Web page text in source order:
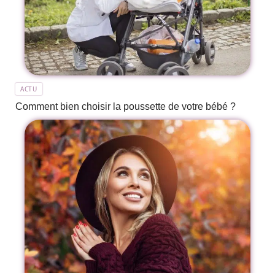
ACTU
Comment bien choisir la poussette de votre bébé ?